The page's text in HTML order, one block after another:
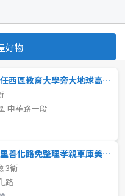
30~40 坪
50~60 坪
70~80 坪
坪
20坪以下
30~40 坪
50~60 坪
70~80 坪
好物
北屯好房推薦 專任西區教育大學旁大地球高樓層套房
中華路一段
北屯好房推薦 大里善化路免整理孝親車庫美稀有透天
3衛
路